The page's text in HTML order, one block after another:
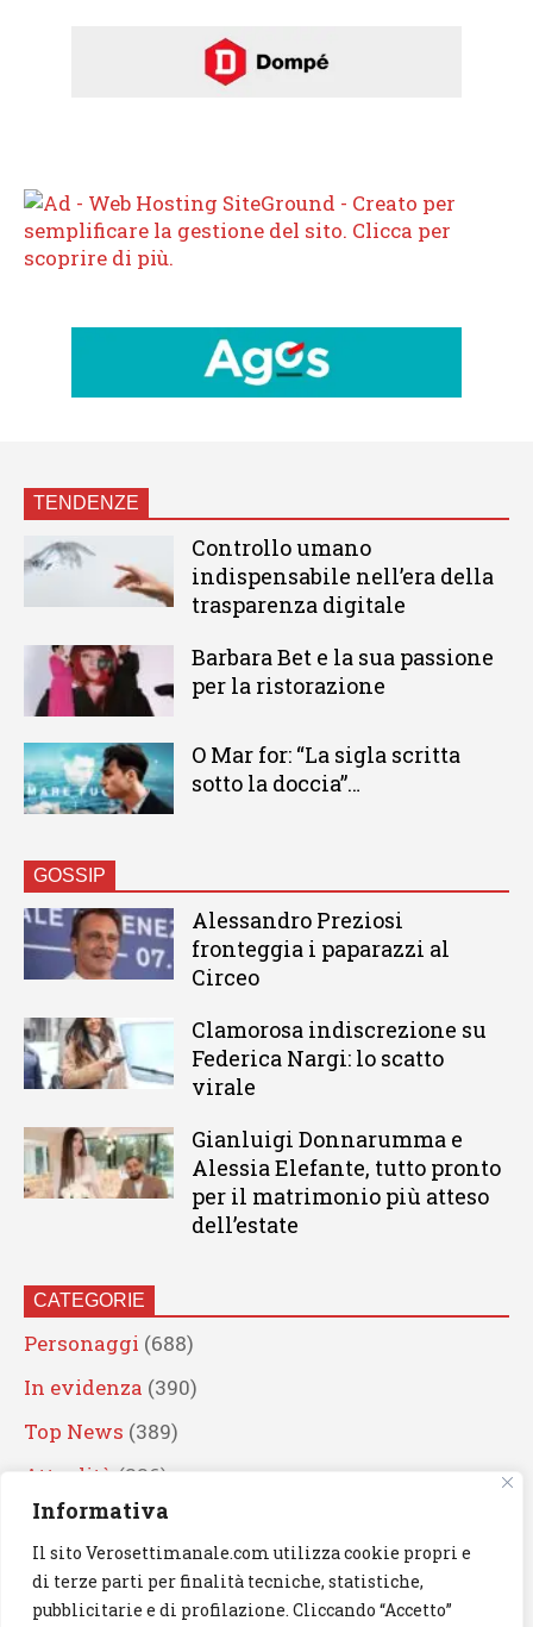
Informativa
Il sito Verosettimanale.com utilizza cookie propri e
di terze parti per finalità tecniche, statistiche,
pubblicitarie e di profilazione. Cliccando “Accetto”
TENDENZE
Controllo umano
indispensabile nell’era della
trasparenza digitale
Barbara Bet e la sua passione
per la ristorazione
O Mar for: “La sigla scritta
sotto la doccia”…
GOSSIP
Alessandro Preziosi
fronteggia i paparazzi al
Circeo
Clamorosa indiscrezione su
Federica Nargi: lo scatto
virale
Gianluigi Donnarumma e
Alessia Elefante, tutto pronto
per il matrimonio più atteso
dell’estate
CATEGORIE
Personaggi (688)
In evidenza (390)
Top News (389)
Attualità (336)
Eventi(330)
Artisti (241)
News(238)